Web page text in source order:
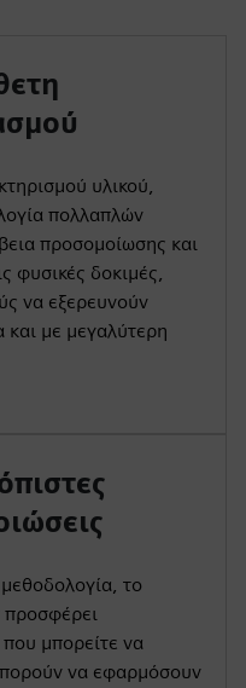
υλικού,
πολλαπλών
προσομοίωσης και
φυσικές δοκιμές,
να εξερευνούν
και με μεγαλύτερη
το
μπορείτε να
να εφαρμόσουν